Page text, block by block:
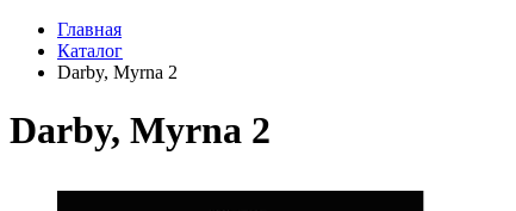
Главная
Каталог
Darby, Myrna 2
Darby, Myrna 2